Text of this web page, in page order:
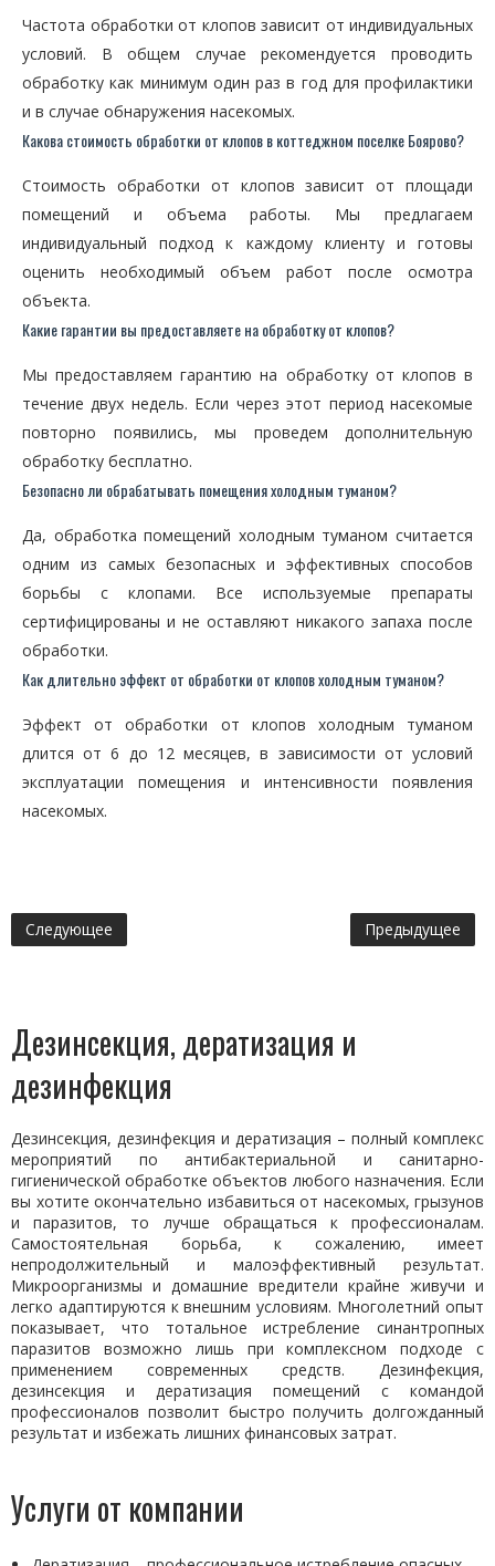
Частота обработки от клопов зависит от индивидуальных
условий. В общем случае рекомендуется проводить
обработку как минимум один раз в год для профилактики
и в случае обнаружения насекомых.
Какова стоимость обработки от клопов в коттеджном поселке Боярово?
Стоимость обработки от клопов зависит от площади
помещений и объема работы. Мы предлагаем
индивидуальный подход к каждому клиенту и готовы
оценить необходимый объем работ после осмотра
объекта.
Какие гарантии вы предоставляете на обработку от клопов?
Мы предоставляем гарантию на обработку от клопов в
течение двух недель. Если через этот период насекомые
повторно появились, мы проведем дополнительную
обработку бесплатно.
Безопасно ли обрабатывать помещения холодным туманом?
Да, обработка помещений холодным туманом считается
одним из самых безопасных и эффективных способов
борьбы с клопами. Все используемые препараты
сертифицированы и не оставляют никакого запаха после
обработки.
Как длительно эффект от обработки от клопов холодным туманом?
Эффект от обработки от клопов холодным туманом
длится от 6 до 12 месяцев, в зависимости от условий
эксплуатации помещения и интенсивности появления
насекомых.
Следующее Предыдущее
Дезинсекция, дератизация и
дезинфекция
Дезинсекция, дезинфекция и дератизация – полный комплекс
мероприятий по антибактериальной и санитарно-
гигиенической обработке объектов любого назначения. Если
вы хотите окончательно избавиться от насекомых, грызунов
и паразитов, то лучше обращаться к профессионалам.
Самостоятельная борьба, к сожалению, имеет
непродолжительный и малоэффективный результат.
Микроорганизмы и домашние вредители крайне живучи и
легко адаптируются к внешним условиям. Многолетний опыт
показывает, что тотальное истребление синантропных
паразитов возможно лишь при комплексном подходе с
применением современных средств. Дезинфекция,
дезинсекция и дератизация помещений с командой
профессионалов позволит быстро получить долгожданный
результат и избежать лишних финансовых затрат.
Услуги от компании